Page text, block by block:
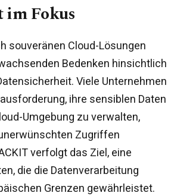
im Fokus
souveränen Cloud-Lösungen
Bedenken hinsichtlich
Viele Unternehmen
ihre sensiblen Daten
Umgebung zu verwalten,
Zugriffen
verfolgt das Ziel, eine
die die Datenverarbeitung
Grenzen gewährleistet.